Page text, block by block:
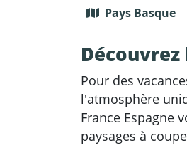
Pays Basque
Pour des
l'atmosphère
France Espagne
paysages à